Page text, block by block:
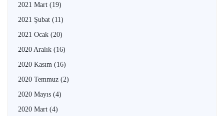
2021 Mart (19)
2021 Şubat (11)
2021 Ocak (20)
2020 Aralık (16)
2020 Kasım (16)
2020 Temmuz (2)
2020 Mayıs (4)
2020 Mart (4)